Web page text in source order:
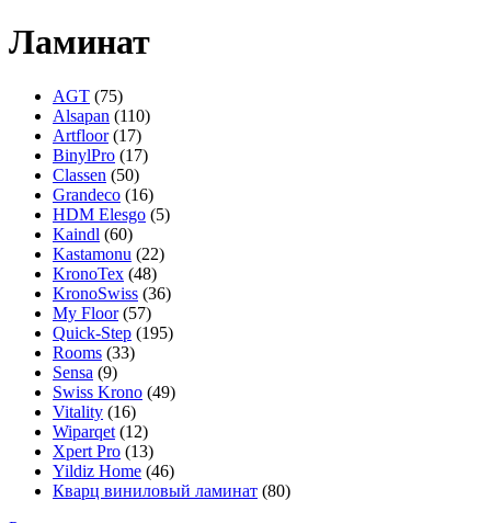
Ламинат
AGT (75)
Alsapan (110)
Artfloor (17)
BinylPro (17)
Classen (50)
Grandeco (16)
HDM Elesgo (5)
Kaindl (60)
Kastamonu (22)
KronoTex (48)
KronoSwiss (36)
My Floor (57)
Quick-Step (195)
Rooms (33)
Sensa (9)
Swiss Krono (49)
Vitality (16)
Wiparqet (12)
Xpert Pro (13)
Yildiz Home (46)
Кварц виниловый ламинат (80)